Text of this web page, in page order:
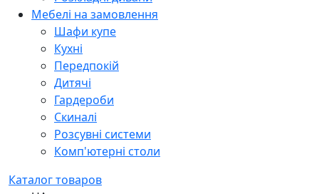
Мебелі на замовлення
Шафи купе
Кухні
Передпокій
Дитячі
Гардероби
Скиналі
Розсувні системи
Комп'ютерні столи
Каталог товаров